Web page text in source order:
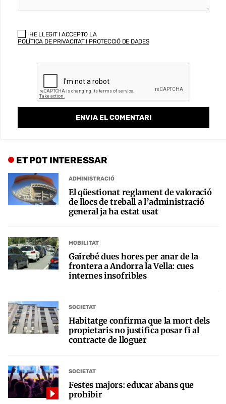
HE LLEGIT I ACCEPTO LA
POLÍTICA DE PRIVACITAT I PROTECCIÓ DE DADES
ET POT INTERESSAR
ADMINISTRACIÓ
El qüestionat reglament de valoració
de llocs de treball a l’administració
general ja ha estat usat
MOBILITAT
Gairebé dues hores per anar de la
frontera a Andorra la Vella: cues
internes insofribles
SOCIETAT
Habitatge confirma que la mort dels
propietaris no justifica posar fi al
contracte de lloguer
SOCIETAT
Festes majors: educar abans que
prohibir